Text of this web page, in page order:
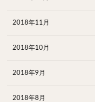
2018年11月
2018年10月
2018年9月
2018年8月